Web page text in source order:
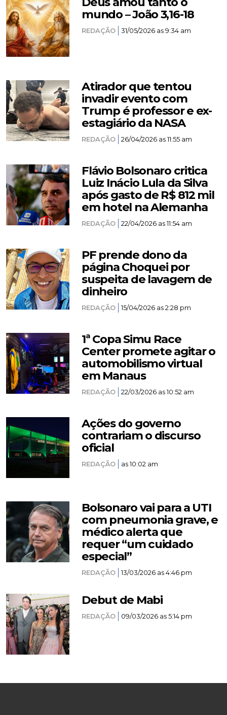
mundo – João 3,16-18
REDAÇÃO 31/05/2026 as 9:34 am
Atirador que tentou
invadir evento com
Trump é professor e ex-
estagiário da NASA
REDAÇÃO 26/04/2026 as 11:55 am
Flávio Bolsonaro critica
Luiz Inácio Lula da Silva
após gasto de R$ 812 mil
em hotel na Alemanha
REDAÇÃO 22/04/2026 as 11:54 am
PF prende dono da
página Choquei por
suspeita de lavagem de
dinheiro
REDAÇÃO 15/04/2026 as 2:28 pm
1ª Copa Simu Race
Center promete agitar o
automobilismo virtual
em Manaus
REDAÇÃO 22/03/2026 as 10:52 am
Ações do governo
contrariam o discurso
oficial
REDAÇÃO as 10:02 am
Bolsonaro vai para a UTI
com pneumonia grave, e
médico alerta que
requer “um cuidado
especial”
REDAÇÃO 13/03/2026 as 4:46 pm
Debut de Mabi
REDAÇÃO 09/03/2026 as 5:14 pm